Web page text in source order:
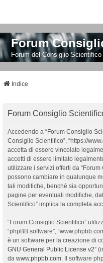
Forum
Forum del Consiglio
Indice
Forum Consiglio
Accedendo a “Forum Consiglio
Consiglio Scientifico”, “https://
accetta di essere vincolato
accetti di essere limitato
utilizzare i servizi offerti da
possono cambiare in qualunque
tali modifiche, benché sia
pagine per eventuali modifiche,
Scientifico” implica la completa
“Forum Consiglio Scientifico”
“phpBB software”,
è un software per la creazione di
GNU General Public License v2”
da www.phpbb.com. Il software